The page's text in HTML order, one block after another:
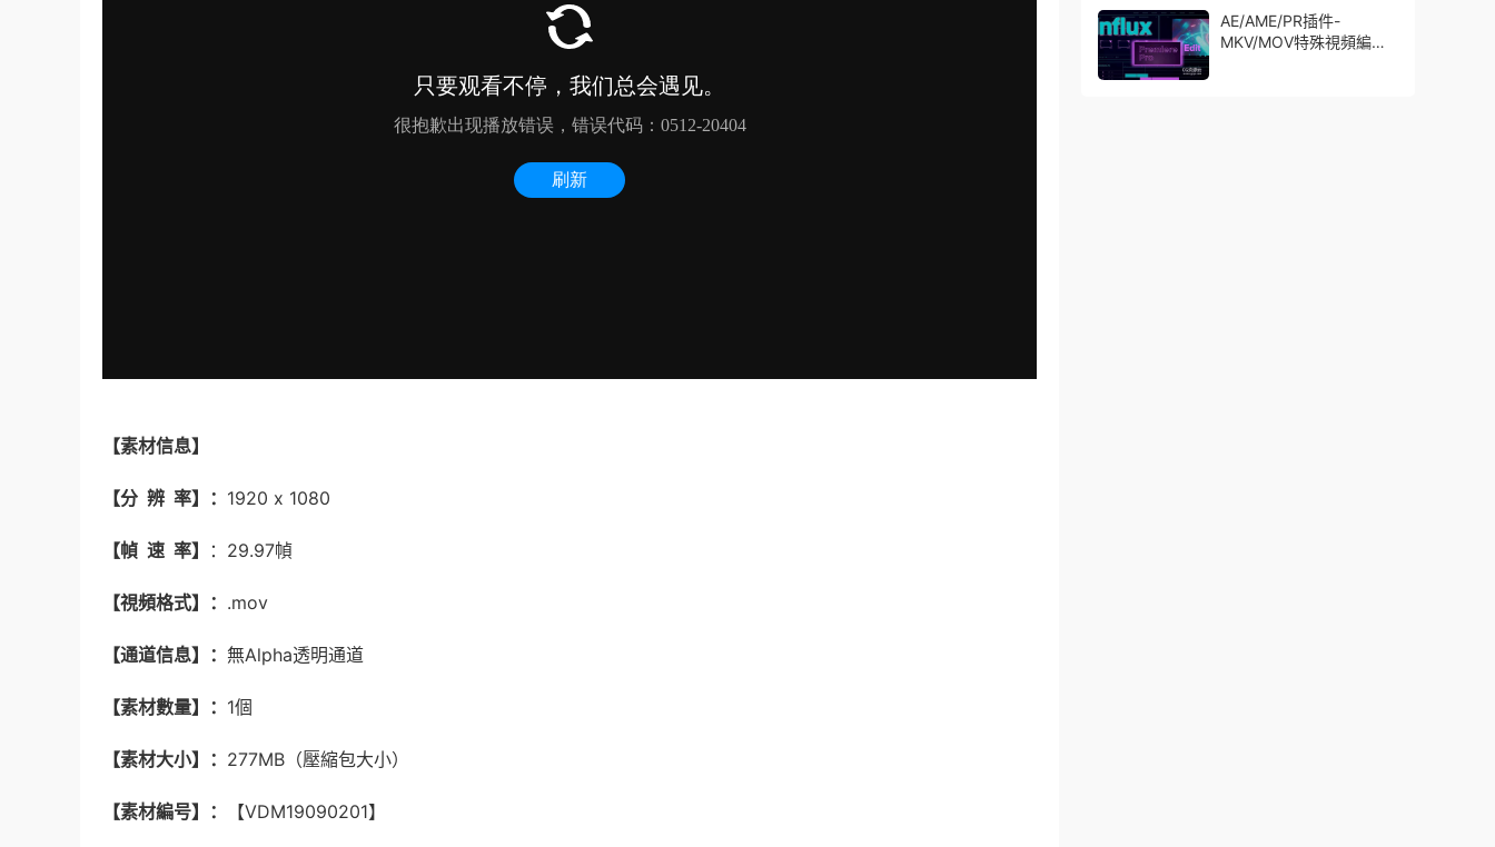
【素材信息】
【分 辨 率】： 1920 x 1080
【幀 速 率】 ：29.97幀
【視頻格式】： .mov
【通道信息】： 無Alpha透明通道
【素材數量】： 1個
【素材大小】： 277MB（壓縮包大小）
【素材編号】： 【VDM19090201】
AE/AME/PR插件-
MKV/MOV特殊視頻編碼